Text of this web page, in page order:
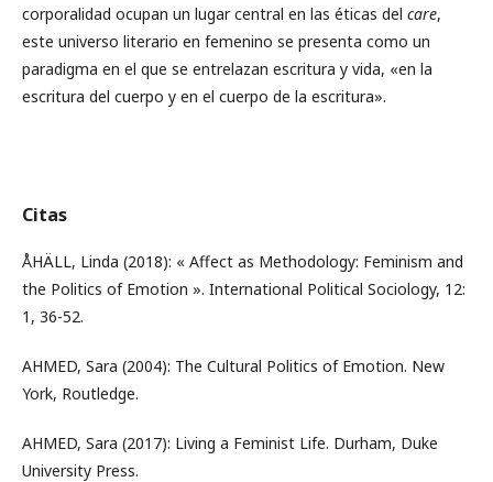
corporalidad ocupan un lugar central en las éticas del care,
este universo literario en femenino se presenta como un
paradigma en el que se entrelazan escritura y vida, «en la
escritura del cuerpo y en el cuerpo de la escritura».
Citas
ÅHÄLL, Linda (2018): « Affect as Methodology: Feminism and
the Politics of Emotion ». International Political Sociology, 12:
1, 36-52.
AHMED, Sara (2004): The Cultural Politics of Emotion. New
York, Routledge.
AHMED, Sara (2017): Living a Feminist Life. Durham, Duke
University Press.